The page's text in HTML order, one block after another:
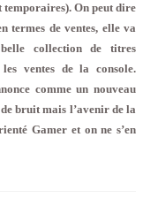
temporaires). On peut dire
termes de ventes, elle va
collection de titres
ventes de la console.
comme un nouveau
bruit mais l’avenir de la
Gamer et on ne s’en